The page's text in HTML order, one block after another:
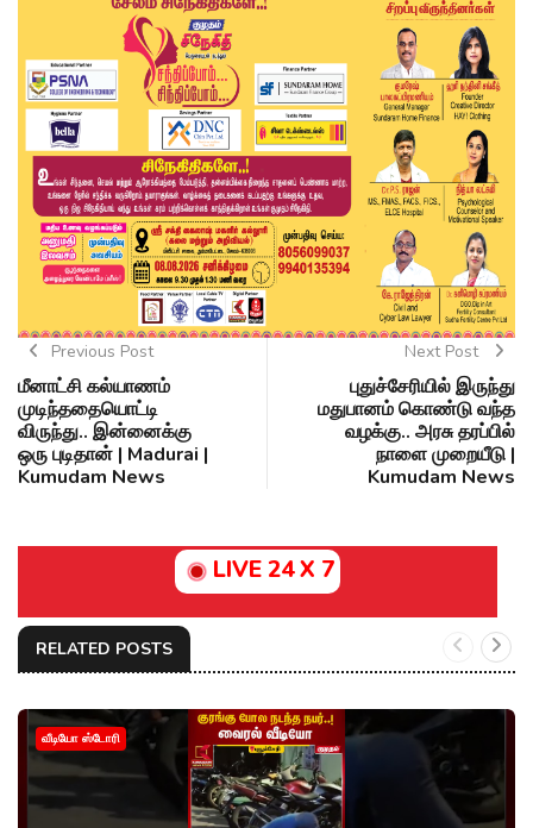
Previous Post
மீனாட்சி கல்யாணம்
முடிந்ததையொட்டி
விருந்து.. இன்னைக்கு
ஒரு புடிதான் | Madurai |
Kumudam News
Next Post
புதுச்சேரியில் இருந்து
மதுபானம் கொண்டு வந்த
வழக்கு.. அரசு தரப்பில்
நாளை முறையீடு |
Kumudam News
LIVE 24 X 7
RELATED POSTS
வீடியோ ஸ்டோரி